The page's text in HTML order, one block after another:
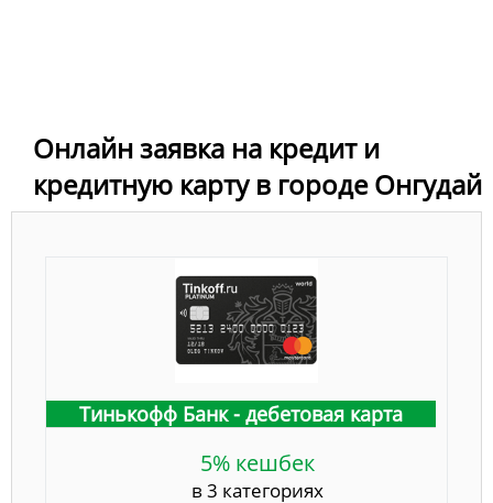
Онлайн заявка на кредит и
кредитную карту в городе Онгудай
Тинькофф Банк - дебетовая карта
5% кешбек
в 3 категориях